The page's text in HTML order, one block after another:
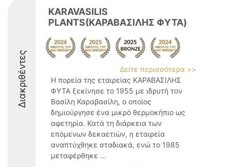
Διακριθέντες
KARAVASILIS
PLANTS(ΚΑΡΑΒΑΣΙΛΗΣ ΦΥΤΑ)
Δείτε περισσότερα >>
Η πορεία της εταιρείας ΚΑΡΑΒΑΣΙΛΗΣ
ΦΥΤΑ ξεκίνησε το 1955 με ιδρυτή τον
Βασίλη Καραβασίλη, ο οποίος
δημιούργησε ένα μικρό θερμοκήπιο ως
αφετηρία. Κατά τη διάρκεια των
επόμενων δεκαετιών, η εταιρεία
αναπτύχθηκε σταδιακά, ενώ το 1985
μεταφέρθηκε ...